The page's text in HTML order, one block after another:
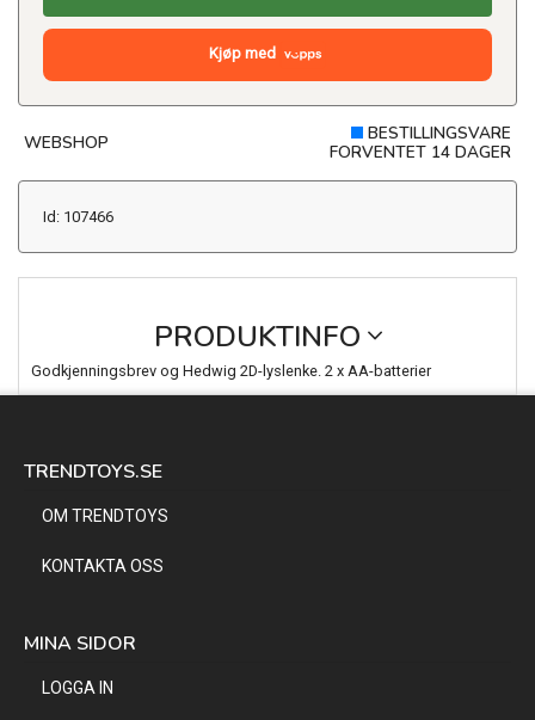
Kjøp med
WEBSHOP
BESTILLINGSVARE
FORVENTET 14 DAGER
Id: 107466
PRODUKTINFO
Godkjenningsbrev og Hedwig 2D-lyslenke. 2 x AA-batterier
TRENDTOYS.SE
OM TRENDTOYS
KONTAKTA OSS
MINA SIDOR
LOGGA IN